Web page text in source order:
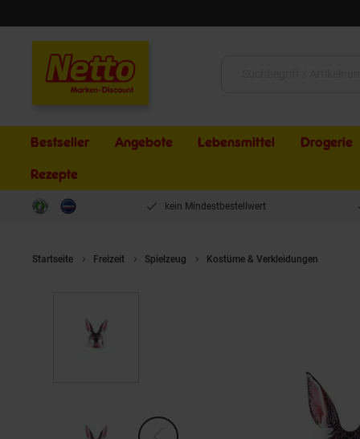
Bestseller Angebote Lebensmittel Drogerie
Rezepte
kein Mindestbestellwert
Startseite Freizeit Spielzeug Kostüme & Verkleidungen